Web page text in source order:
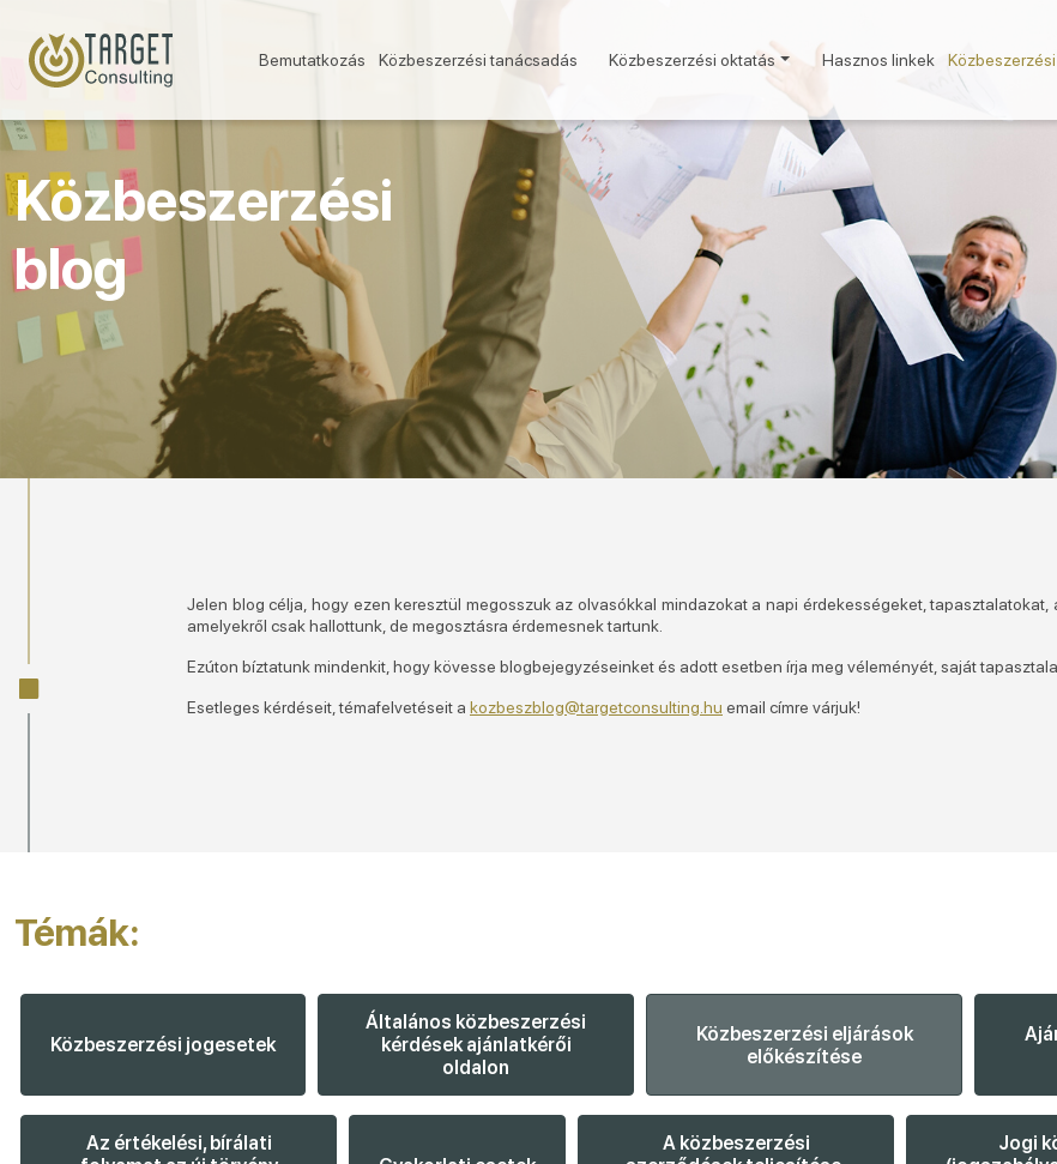
Bemutatkozás Közbeszerzési tanácsadás Közbeszerzési oktatás Hasznos linkek
Közbeszerzési
blog
Jelen blog célja, hogy ezen keresztül megosszuk az olvasókkal mindazokat a napi érdekességeket,
amelyekről csak hallottunk, de megosztásra érdemesnek tartunk.
Ezúton bíztatunk mindenkit, hogy kövesse blogbejegyzéseinket és adott esetben írja meg véleményét, saját
Esetleges kérdéseit, témafelvetéseit a kozbeszblog@targetconsulting.hu email címre várjuk!
Témák:
Közbeszerzési jogesetek
Általános közbeszerzési
kérdések ajánlatkérői
oldalon
Közbeszerzési eljárások
előkészítése
Az értékelési, bírálati
A közbeszerzési
Jogi